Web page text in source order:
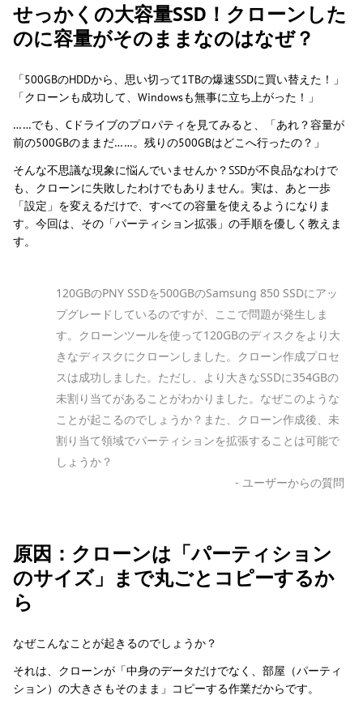
せっかくの大容量SSD！クローンした
のに容量がそのままなのはなぜ？
「500GBのHDDから、思い切って1TBの爆速SSDに買い替えた！」
「クローンも成功して、Windowsも無事に立ち上がった！」
……でも、Cドライブのプロパティを見てみると、「あれ？容量が
前の500GBのままだ……。残りの500GBはどこへ行ったの？」
そんな不思議な現象に悩んでいませんか？SSDが不良品なわけで
も、クローンに失敗したわけでもありません。実は、あと一歩
「設定」を変えるだけで、すべての容量を使えるようになりま
す。今回は、その「パーティション拡張」の手順を優しく教えま
す。
120GBのPNY SSDを500GBのSamsung 850 SSDにアッ
プグレードしているのですが、ここで問題が発生しま
す。クローンツールを使って120GBのディスクをより大
きなディスクにクローンしました。クローン作成プロセ
スは成功しました。ただし、より大きなSSDに354GBの
未割り当てがあることがわかりました。なぜこのような
ことが起こるのでしょうか？また、クローン作成後、未
割り当て領域でパーティションを拡張することは可能で
しょうか？
- ユーザーからの質問
原因：クローンは「パーティション
のサイズ」まで丸ごとコピーするか
ら
なぜこんなことが起きるのでしょうか？
それは、クローンが「中身のデータだけでなく、部屋（パーティ
ション）の大きさもそのまま」コピーする作業だからです。